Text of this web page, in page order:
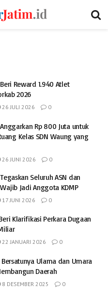
Reward 1.940 Atlet
2026
26 JULI 2026 0
Rp 800 Juta untuk
Kelas SDN Waung yang
26 JUNI 2026 0
Seluruh ASN dan
Jadi Anggota KDMP
17 JUNI 2026 0
Klarifikasi Perkara Dugaan
22 JANUARI 2026 0
Ulama dan Umara
Daerah
8 DESEMBER 2025 0